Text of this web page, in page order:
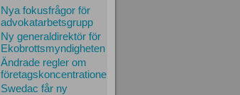
Nya fokusfrågor för
advokatarbetsgrupp
Ny generaldirektör för
Ekobrottsmyndigheten
Ändrade regler om
företagskoncentrationer
Swedac får ny